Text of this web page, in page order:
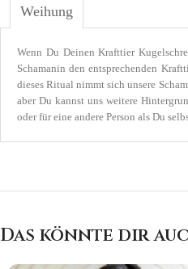
Weihung
Wenn Du Deinen Krafttier
Schamanin den entsprechenden
dieses Ritual nimmt sich unsere
aber Du kannst uns weitere
oder für eine andere Person als Du
Das könnte dir